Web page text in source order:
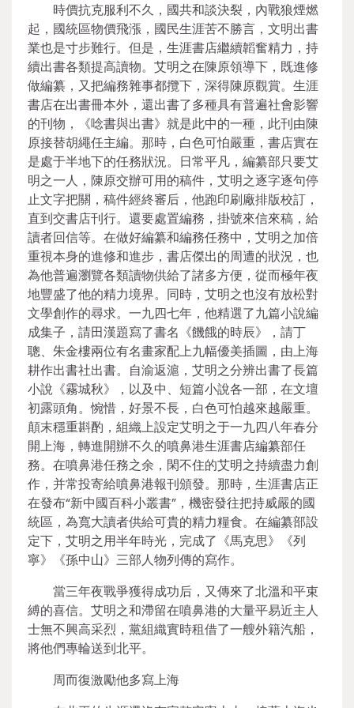
時價抗克服利不久，國共和談決裂，內戰狼煙燃
起，國統區物價飛漲，國民生涯苦不勝言，文明出書
業也是寸步難行。但是，生涯書店繼續韜奮精力，持
續出書各類提高讀物。艾明之在陳原領導下，既進修
做編纂，又把編務雜事都攬下，深得陳原觀賞。生涯
書店在出書冊本外，還出書了多種具有普遍社會影響
的刊物，《唸書與出書》就是此中的一種，此刊由陳
原接替胡繩任主編。那時，白色可怕嚴重，書店實在
是處于半地下的任務狀況。日常平凡，編纂部只要艾
明之一人，陳原交辦可用的稿件，艾明之逐字逐句停
止文字把關，稿件經終審后，他跑印刷廠排版校訂，
直到交書店刊行。還要處置編務，掛號來信來稿，給
讀者回信等。在做好編纂和編務任務中，艾明之加倍
重視本身的進修和進步，書店傑出的周遭的狀況，也
為他普遍瀏覽各類讀物供給了諸多方便，從而極年夜
地豐盛了他的精力境界。同時，艾明之也沒有放松對
文學創作的尋求。一九四七年，他精選了九篇小說編
成集子，請田漢題寫了書名《饑餓的時辰》，請丁
聰、朱金樓兩位有名畫家配上九幅優美插圖，由上海
耕作出書社出書。自渝返滬，艾明之分辨出書了長篇
小說《霧城秋》，以及中、短篇小說各一部，在文壇
初露頭角。惋惜，好景不長，白色可怕越來越嚴重。
顛末穩重斟酌，組織上設定艾明之于一九四八年春分
開上海，轉進開辦不久的噴鼻港生涯書店編纂部任
務。在噴鼻港任務之余，閑不住的艾明之持續盡力創
作，并常投寄給噴鼻港報刊頒發。那時，生涯書店正
在發布“新中國百科小叢書”，機密發往把持威嚴的國
統區，為寬大讀者供給可貴的精力糧食。在編纂部設
定下，艾明之用半年時光，完成了《馬克思》《列
寧》《孫中山》三部人物列傳的寫作。
當三年夜戰爭獲得成功后，又傳來了北溫和平束
縛的喜信。艾明之和滯留在噴鼻港的大量平易近主人
士無不興高采烈，黨組織實時租借了一艘外籍汽船，
將他們專輪送到北平。
周而復激勵他多寫上海